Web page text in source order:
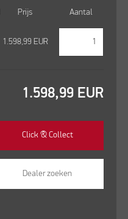
Prijs Aantal
1.598,99 EUR
1.598,99 EUR
Click & Collect
Dealer zoeken